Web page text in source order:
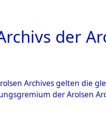
ÜBERSICHT
der
Archives gelten die
der Arolsen